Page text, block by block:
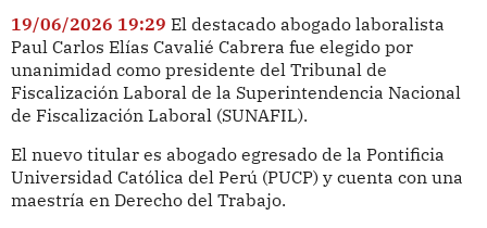
19/06/2026 19:29 El destacado abogado laboralista
Paul Carlos Elías Cavalié Cabrera fue elegido por
unanimidad como presidente del Tribunal de
Fiscalización Laboral de la Superintendencia Nacional
de Fiscalización Laboral (SUNAFIL).
El nuevo titular es abogado egresado de la Pontificia
Universidad Católica del Perú (PUCP) y cuenta con una
maestría en Derecho del Trabajo.